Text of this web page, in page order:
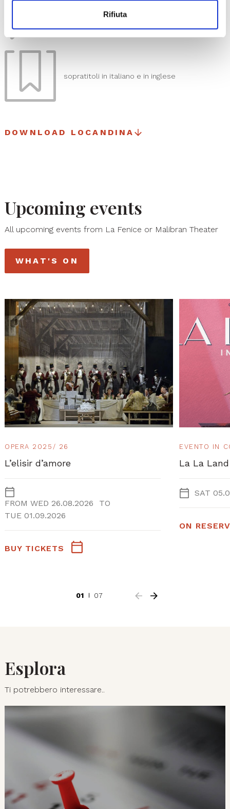
Rifiuta
in coproduzione con Teatro dell’Opera di Roma
sopratitoli in italiano e in inglese
DOWNLOAD LOCANDINA
Upcoming events
All upcoming events from La Fenice or Malibran Theater
WHAT'S ON
OPERA 2025/ 26
L’elisir d’amore
FROM WED 26.08.2026
TO
TUE 01.09.2026
BUY TICKETS
EVENTO IN
La La
SAT
ON
01 07
Esplora
Ti potrebbero interessare..